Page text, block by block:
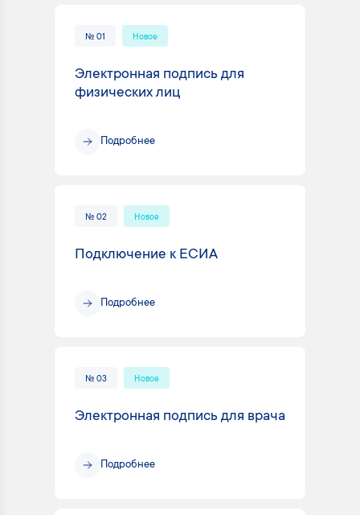
№ 01 Новое
Электронная подпись для
физических лиц
Подробнее
№ 02 Новое
Подключение к ЕСИА
Подробнее
№ 03 Новое
Электронная подпись для врача
Подробнее